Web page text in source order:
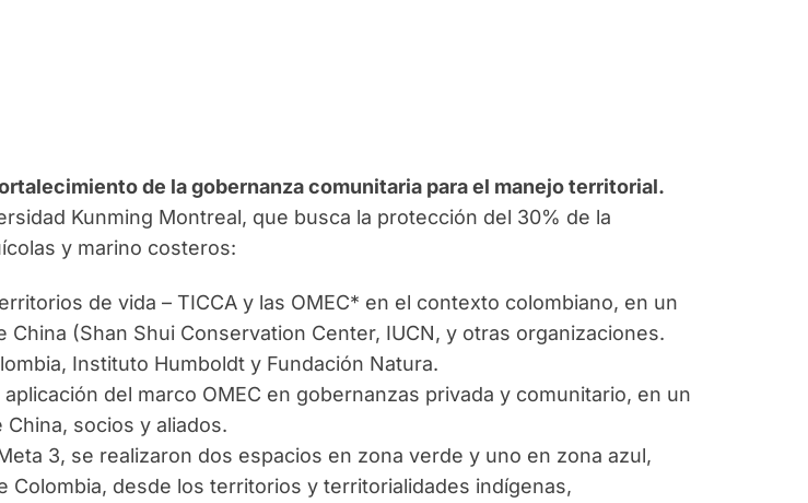
de la gobernanza comunitaria para el manejo territorial.
Kunming Montreal, que busca la protección del 30% de la
y marino costeros:
de vida – TICCA y las OMEC* en el contexto colombiano, en un
(Shan Shui Conservation Center, IUCN, y otras organizaciones.
Instituto Humboldt y Fundación Natura.
del marco OMEC en gobernanzas privada y comunitario, en un
China, socios y aliados.
3, se realizaron dos espacios en zona verde y uno en zona azul,
desde los territorios y territorialidades indígenas,